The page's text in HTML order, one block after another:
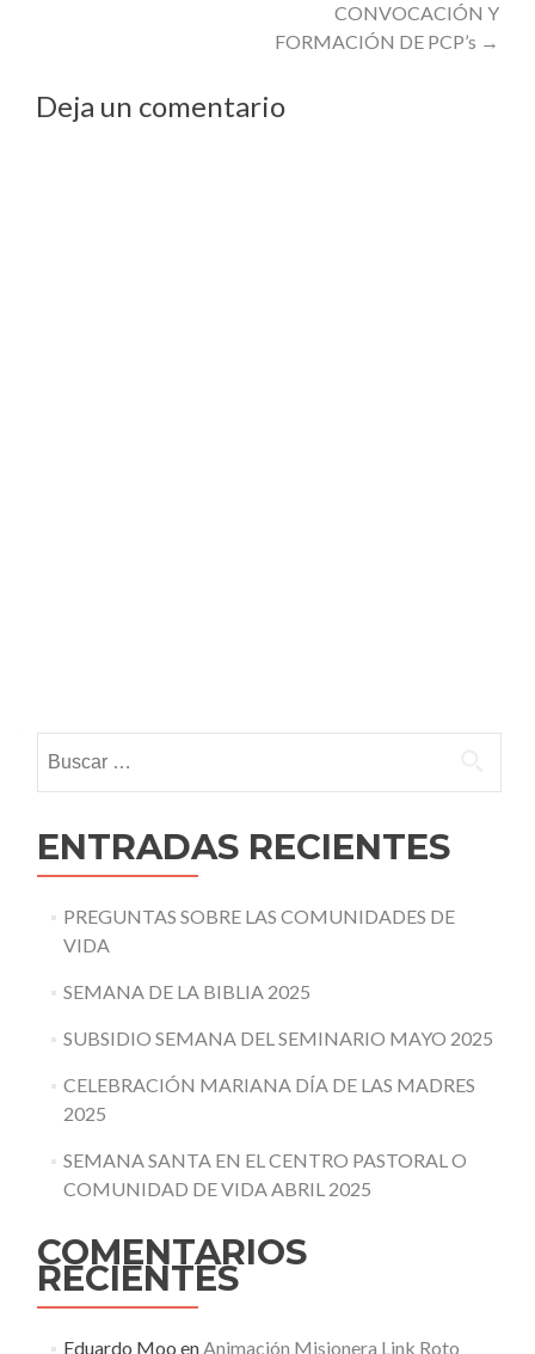
CONVOCACIÓN Y
FORMACIÓN DE PCP’s →
Deja un comentario
ENTRADAS RECIENTES
PREGUNTAS SOBRE LAS COMUNIDADES DE
VIDA
SEMANA DE LA BIBLIA 2025
SUBSIDIO SEMANA DEL SEMINARIO MAYO 2025
CELEBRACIÓN MARIANA DÍA DE LAS MADRES
2025
SEMANA SANTA EN EL CENTRO PASTORAL O
COMUNIDAD DE VIDA ABRIL 2025
COMENTARIOS
RECIENTES
Eduardo Moo enAnimación Misionera Link Roto